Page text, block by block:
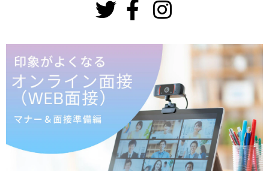
イベント
大学生活
コラム・特集
インターンシップ体験談